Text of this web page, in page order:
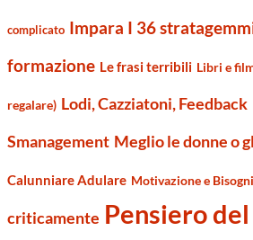
complicato Impara I 36
formazione Le frasi terribili Libri e
regalare) Lodi, Cazziatoni, Feedback
Smanagement Meglio le donne o
Calunniare Adulare Motivazione e Bisogni
criticamente Pensiero